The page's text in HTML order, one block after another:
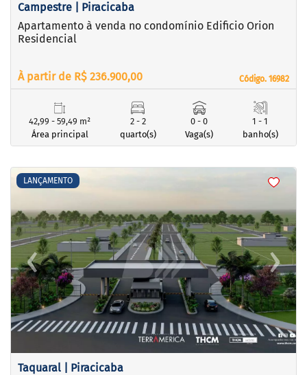
Campestre | Piracicaba
Código. 16982
Código. 16982
Apartamento à venda no condomínio Edificio Orion
Residencial
À partir de R$ 236.900,00
42,99 - 59,49 m²
Área principal
2 - 2
quarto(s)
0 - 0
Vaga(s)
1 - 1
banho(s)
LANÇAMENTO
<<<
‹Previous ›Next
Taquaral | Piracicaba